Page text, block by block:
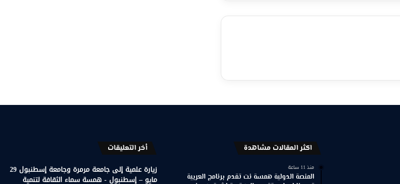
اكثر المقالات مشاهدة
منذ 11 ساعة
المنصة الدولية همسة نت تقدم برنامج العربية
أخر التعليقات
زيارة علمية إلى جامعة مرمرة وجامعة إسطنبول 29
مايو – إسطنبول - همسة سماء الثقافة لتنمية